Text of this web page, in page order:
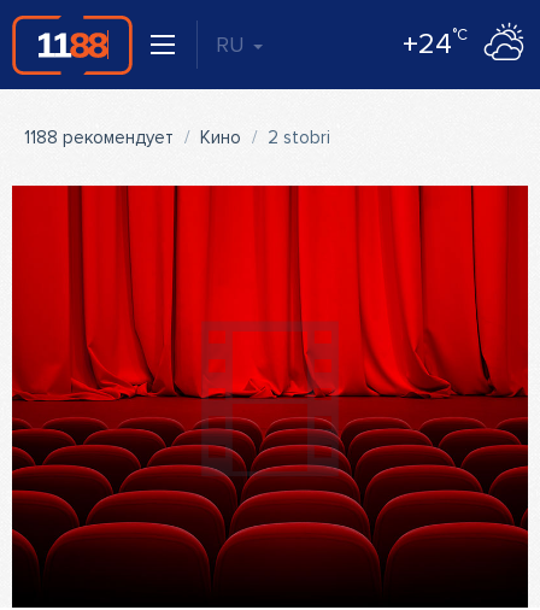
RU +24°C
1188 рекомендует Кино 2 stobri